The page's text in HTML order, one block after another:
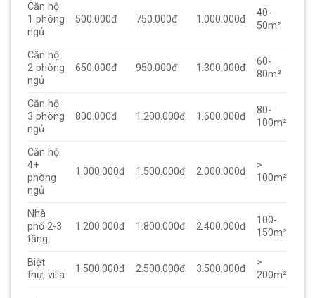
Căn hộ
1 phòng
ngủ
500.000đ 750.000đ 1.000.000đ
40-
50m²
Căn hộ
2 phòng
ngủ
650.000đ 950.000đ 1.300.000đ
60-
80m²
Căn hộ
3 phòng
ngủ
800.000đ 1.200.000đ 1.600.000đ
80-
100m²
Căn hộ
4+
phòng
ngủ
1.000.000đ 1.500.000đ 2.000.000đ
>
100m²
Nhà
phố 2-3
tầng
1.200.000đ 1.800.000đ 2.400.000đ
100-
150m²
Biệt
thự, villa
1.500.000đ 2.500.000đ 3.500.000đ
>
200m²